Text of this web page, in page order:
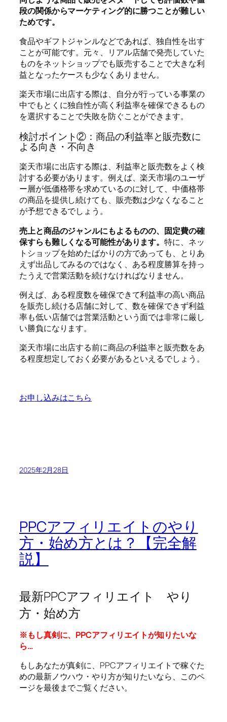
段の関係からマーケティング的に勝つことが難しい
ためです。
食品やギフトジャンルなどであれば、独自性を出す
ことが可能です。元々、リアル店舗で発売していた
ものをネットショップでも販売することで大きな利
益となったケースも少なくありません。
楽天市場に出店する際は、自分が行っている事業の
中でもとくに独自性が高く利益率を確保できるもの
を選択することで失敗を防ぐことができます。
検討ポイント②：商品の利益率と販売数に
よる向き・不向き
楽天市場に出店する際は、利益率と販売数をよく検
討する必要があります。例えば、楽天市場のユーザ
ー層が低価格帯を求めているのに対して、中価格帯
の商品を提供し続けても、販売数は少なくなること
が予想できるでしょう。
売上と商品のジャンルにもよるものの、固定費の確
保すらも難しくなる可能性があります。特に、ネッ
トショップを始めたばかりの方であっても、とりあ
えず出品してみるのではなく、ある程度勝算を持っ
たうえで営業活動を続けなければなりません。
例えば、ある程度数を確保できて利益率の高い商品
を販売し続ける店舗に対して、数を確保できず利益
率も低い店舗では営業活動という面では非常に厳し
い勝負になります。
楽天市場に出店する前に商品の利益率と販売数をあ
る程度想定しておく必要があるといえるでしょう。
お申し込みはこちら
2025年2月28日
PPCアフィリエイトのやり
方・始め方とは？【完全解
説】
最新PPCアフィリエイト やり
方・始め方
※もし真剣に、PPCアフィリエイトが知りたいな
ら…
もしあなたが真剣に、PPCアフィリエイトで稼ぐた
めの最新ノウハウ・やり方が知りたいなら、このペ
ージを最後までご覧ください。